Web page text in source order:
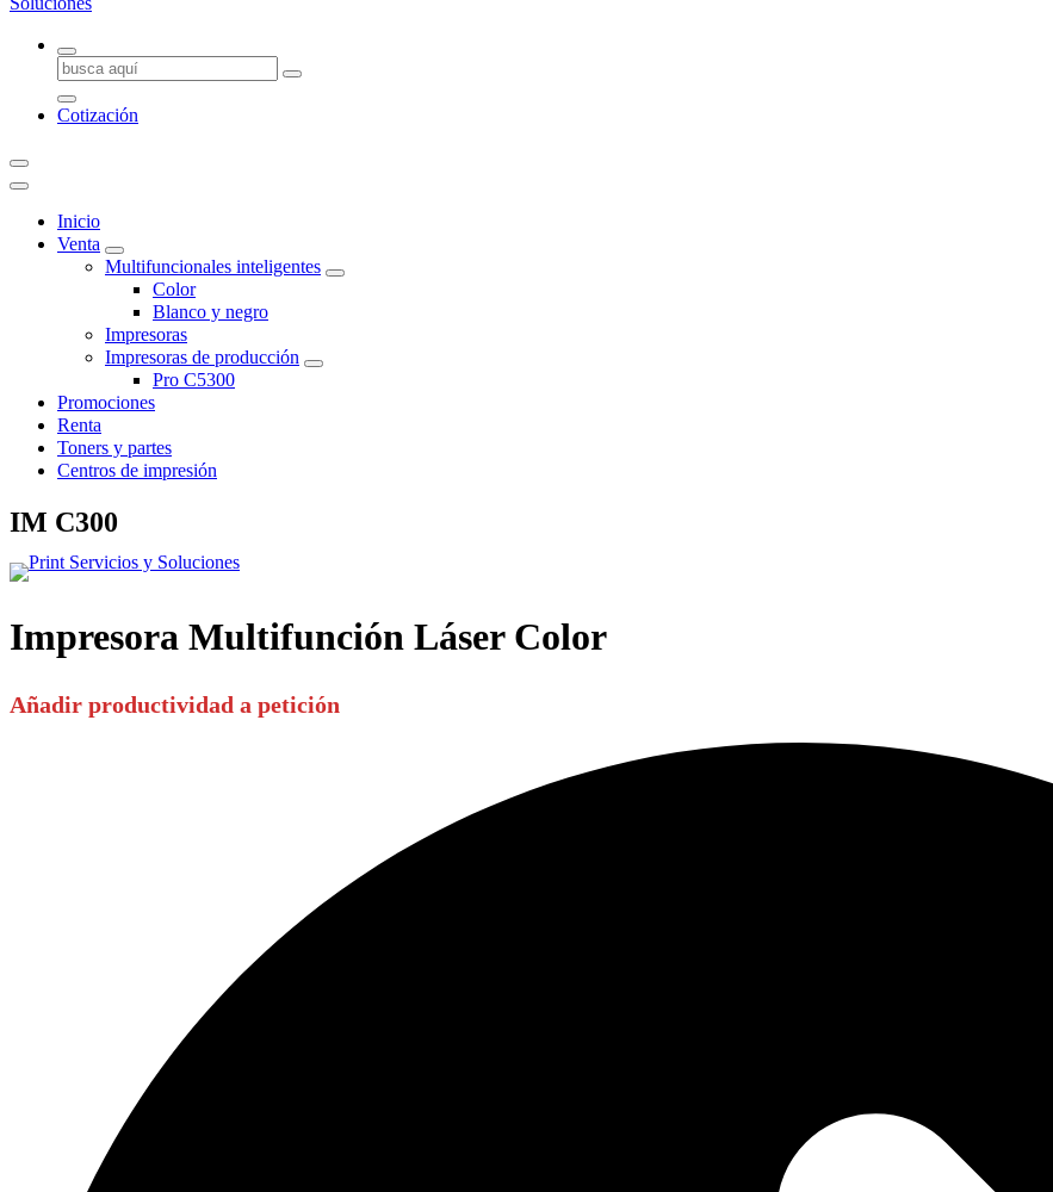
Somos una empresa especializada en la renta, venta y mantenimiento de impresoras y equipos multifuncionales Ricoh. Como distribuidor
Mexicali, brindando cobertura desde San Quintín hasta San Luis Río Colorado. Su enfoque principal es atender al sector maquilador e
Buscar:
Cotización
Inicio
Venta
Multifuncionales inteligentes
Color
Blanco y negro
Impresoras
Impresoras de producción
Pro C5300
Promociones
Renta
Toners y partes
Centros de impresión
IM C300
Impresora Multifunción Láser Color
Añadir productividad a petición